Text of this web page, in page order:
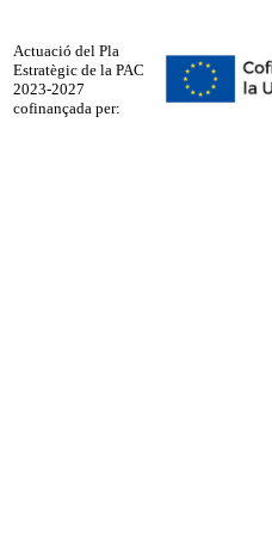
Actuació del Pla
Estratègic de la PAC
2023-2027
cofinançada per: